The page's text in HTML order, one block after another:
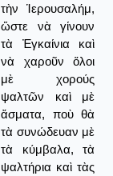
τὴν Ἱερουσαλήμ,
ὥστε νὰ γίνουν
τὰ Ἐγκαίνια καὶ
νὰ χαροῦν ὅλοι
μὲ χορούς
ψαλτῶν καὶ μὲ
ἄσματα, ποὺ θὰ
τὰ συνώδευαν μὲ
τὰ κύμβαλα, τὰ
ψαλτήρια καὶ τὰς